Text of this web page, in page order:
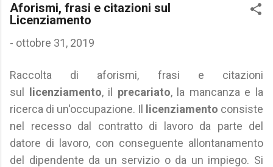
Aforismi, frasi e citazioni sul
Licenziamento
- ottobre 31, 2019
Raccolta di aforismi, frasi e citazioni
sul
licenziamento, il precariato, la mancanza e la
ricerca di un'occupazione. Il
licenziamento consiste
nel recesso dal contratto di lavoro da parte del
datore di lavoro, con conseguente allontanamento
del dipendente da un servizio o da un impiego. Si